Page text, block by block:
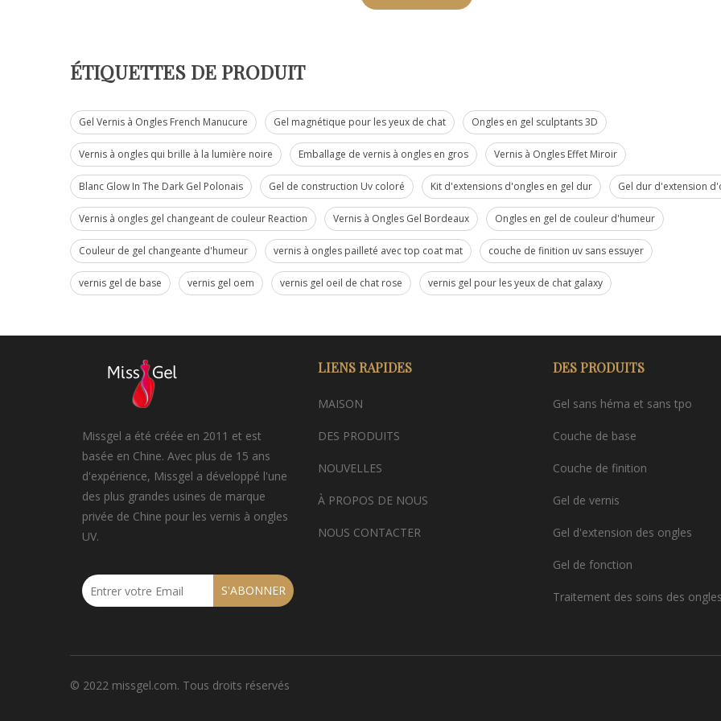
ÉTIQUETTES DE PRODUIT
Gel Vernis à Ongles French Manucure Gel magnétique pour les yeux de chat Ongles en gel sculptants 3D
Vernis à ongles qui brille à la lumière noire Emballage de vernis à ongles en gros Vernis à Ongles Effet Miroir
Blanc Glow In The Dark Gel Polonais Gel de construction Uv coloré Kit d'extensions d'ongles en gel dur Gel dur d'extension
Vernis à ongles gel changeant de couleur Reaction Vernis à Ongles Gel Bordeaux Ongles en gel de couleur d'humeur
Couleur de gel changeante d'humeur vernis à ongles pailleté avec top coat mat couche de finition uv sans essuyer
vernis gel de base vernis gel oem vernis gel oeil de chat rose vernis gel pour les yeux de chat galaxy
Missgel a été créée en 2011 et est
basée en Chine. Avec plus de 15 ans
d'expérience, Missgel a développé l'une
des plus grandes usines de marque
privée de Chine pour les vernis à ongles
UV.
S'ABONNER
LIENS RAPIDES
MAISON
DES PRODUITS
NOUVELLES
À PROPOS DE NOUS
NOUS CONTACTER
DES PRODUITS
Gel sans héma et sans tpo
Couche de base
Couche de finition
Gel de vernis
Gel d'extension des ongles
Gel de fonction
Traitement des soins des ongles
© 2022 missgel.com. Tous droits réservés